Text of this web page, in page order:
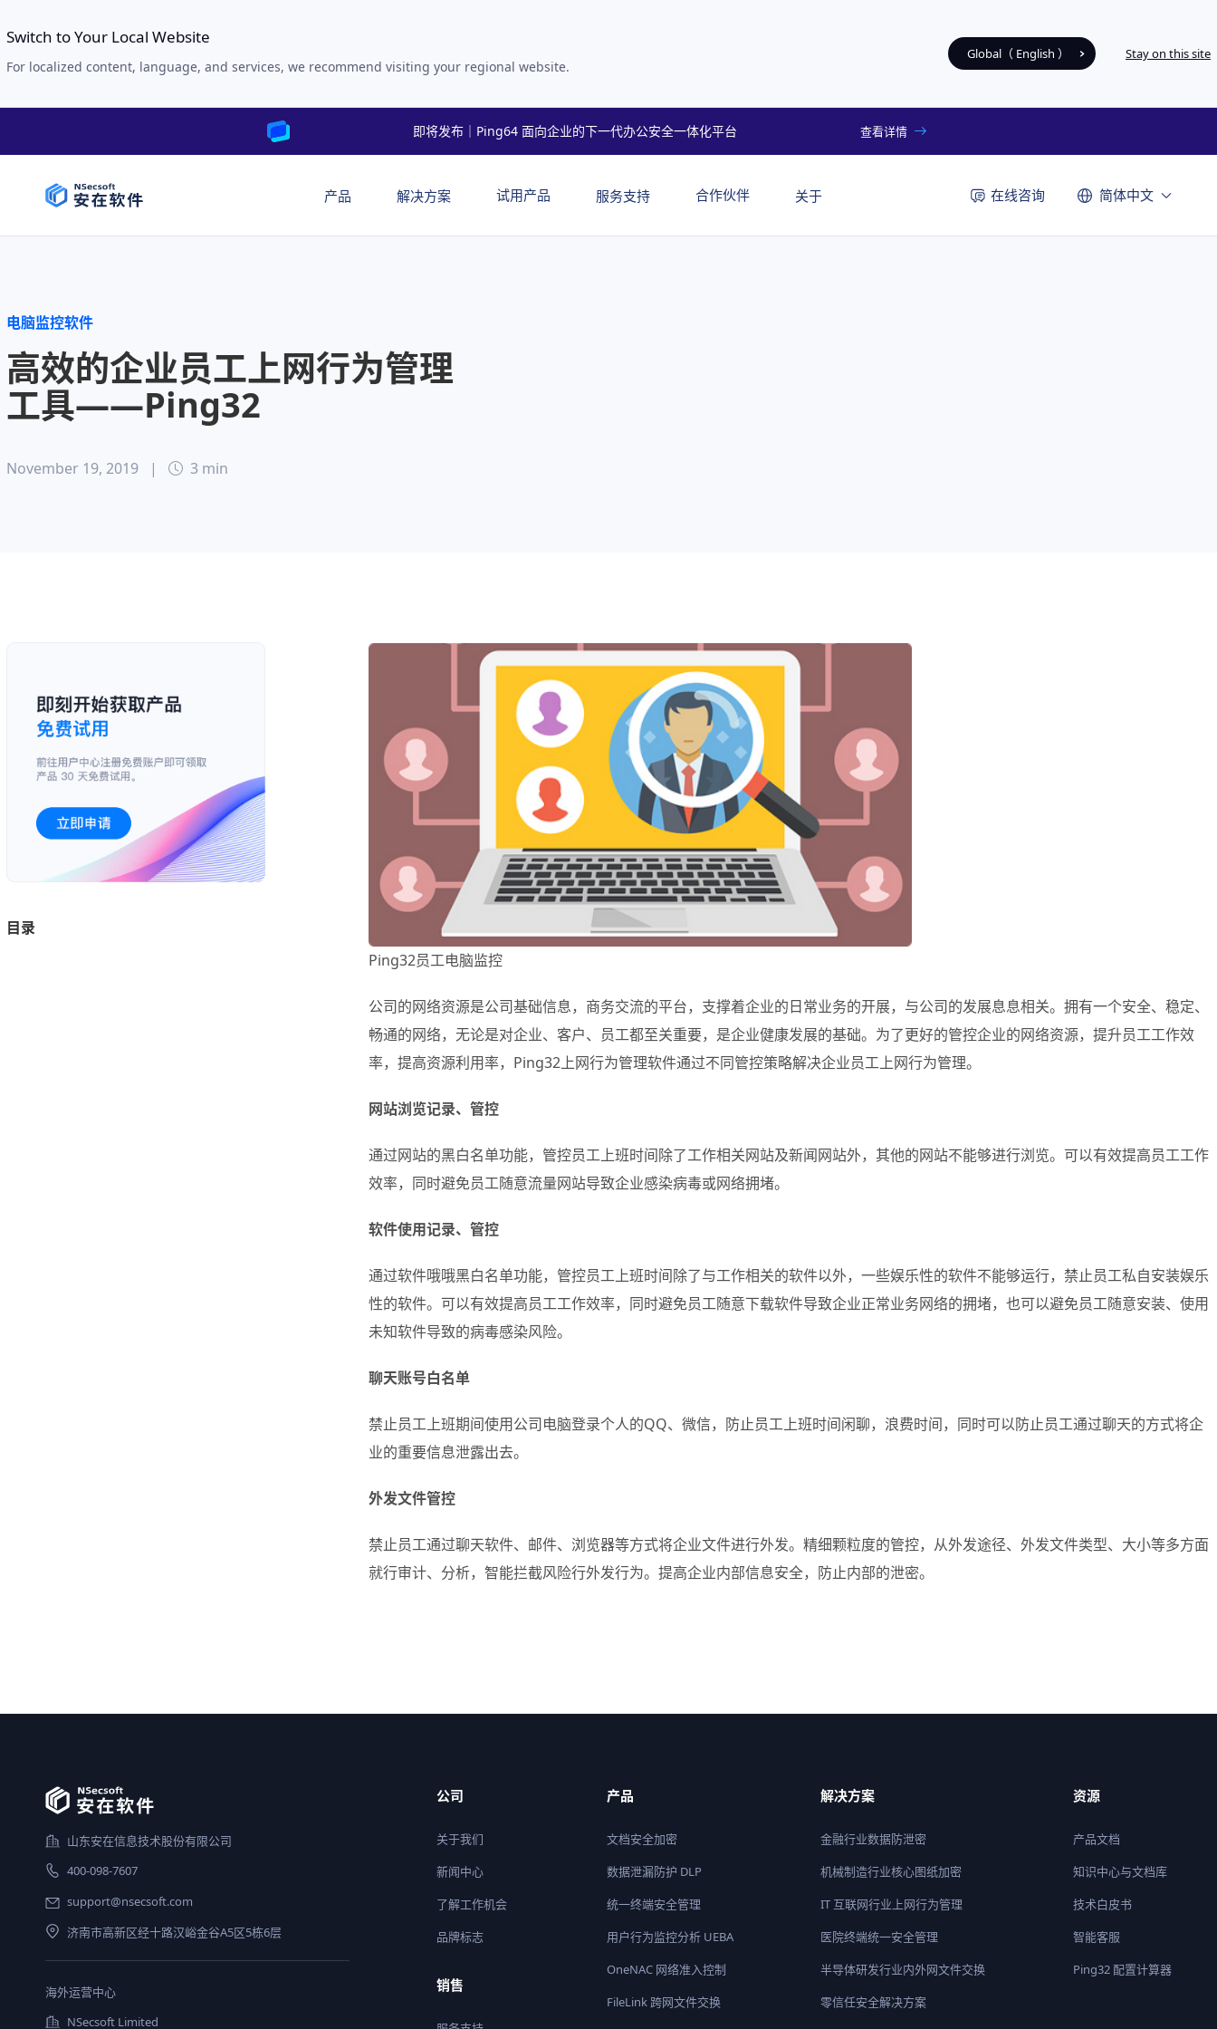
Switch to Your Local Website
For localized content, language, and services, we recommend visiting your regional website.
Global（ English ） Stay on this site
即将发布｜Ping64 面向企业的下一代办公安全一体化平台 查看详情
产品 解决方案 试用产品 服务支持 合作伙伴 关于 在线咨询 简体中文
电脑监控软件
高效的企业员工上网行为管理
工具——Ping32
November 19, 2019 | 3 min
目录
Ping32员工电脑监控
公司的网络资源是公司基础信息，商务交流的平台，支撑着企业的日常业务的开展，与公司的发展息息相关。 拥有一个安全、稳定、
畅通的网络，无论是对企业、客户、员工都至关重要，是企业健康发展的基础。为了更好的管控企业的网络资源，提升员工工作效
率，提高资源利用率，Ping32上网行为管理软件通过不同管控策略解决企业员工上网行为管理。
网站浏览记录、管控
通过网站的黑白名单功能，管控员工上班时间除了工作相关网站及新闻网站外，其他的网站不能够进行浏览。可以有效提高员工工作
效率，同时避免员工随意流量网站导致企业感染病毒或网络拥堵。
软件使用记录、管控
通过软件哦哦黑白名单功能，管控员工上班时间除了与工作相关的软件以外，一些娱乐性的软件不能够运行，禁止员工私自安装娱乐
性的软件。可以有效提高员工工作效率，同时避免员工随意下载软件导致企业正常业务网络的拥堵，也可以避免员工随意安装、使用
未知软件导致的病毒感染风险。
聊天账号白名单
禁止员工上班期间使用公司电脑登录个人的QQ、微信，防止员工上班时间闲聊，浪费时间，同时可以防止员工通过聊天的方式将企
业的重要信息泄露出去。
外发文件管控
禁止员工通过聊天软件、邮件、浏览器等方式将企业文件进行外发。精细颗粒度的管控，从外发途径、外发文件类型、大小等多方面
就行审计、分析，智能拦截风险行外发行为。提高企业内部信息安全，防止内部的泄密。
山东安在信息技术股份有限公司
400-098-7607
support@nsecsoft.com
济南市高新区经十路汉峪金谷A5区5栋6层
海外运营中心
NSecsoft Limited
公司
关于我们
新闻中心
了解工作机会
品牌标志
销售
产品
文档安全加密
数据泄漏防护 DLP
统一终端安全管理
用户行为监控分析 UEBA
OneNAC 网络准入控制
FileLink 跨网文件交换
解决方案
金融行业数据防泄密
机械制造行业核心图纸加密
IT 互联网行业上网行为管理
医院终端统一安全管理
半导体研发行业内外网文件交换
零信任安全解决方案
资源
产品文档
知识中心与文档库
技术白皮书
智能客服
Ping32 配置计算器